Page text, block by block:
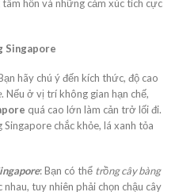
hồn và những cảm xúc tích cực
Singapore
hãy chú ý đến kích thức, độ cao
. Nếu ở vị trí không gian hạn chế,
quá cao lớn làm cản trở lối đi.
chắc khỏe, lá xanh tỏa
: Bạn có thể trồng cây bàng
tuy nhiên phải chọn chậu cây